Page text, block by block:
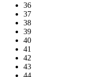
36
37
38
39
40
41
42
43
44